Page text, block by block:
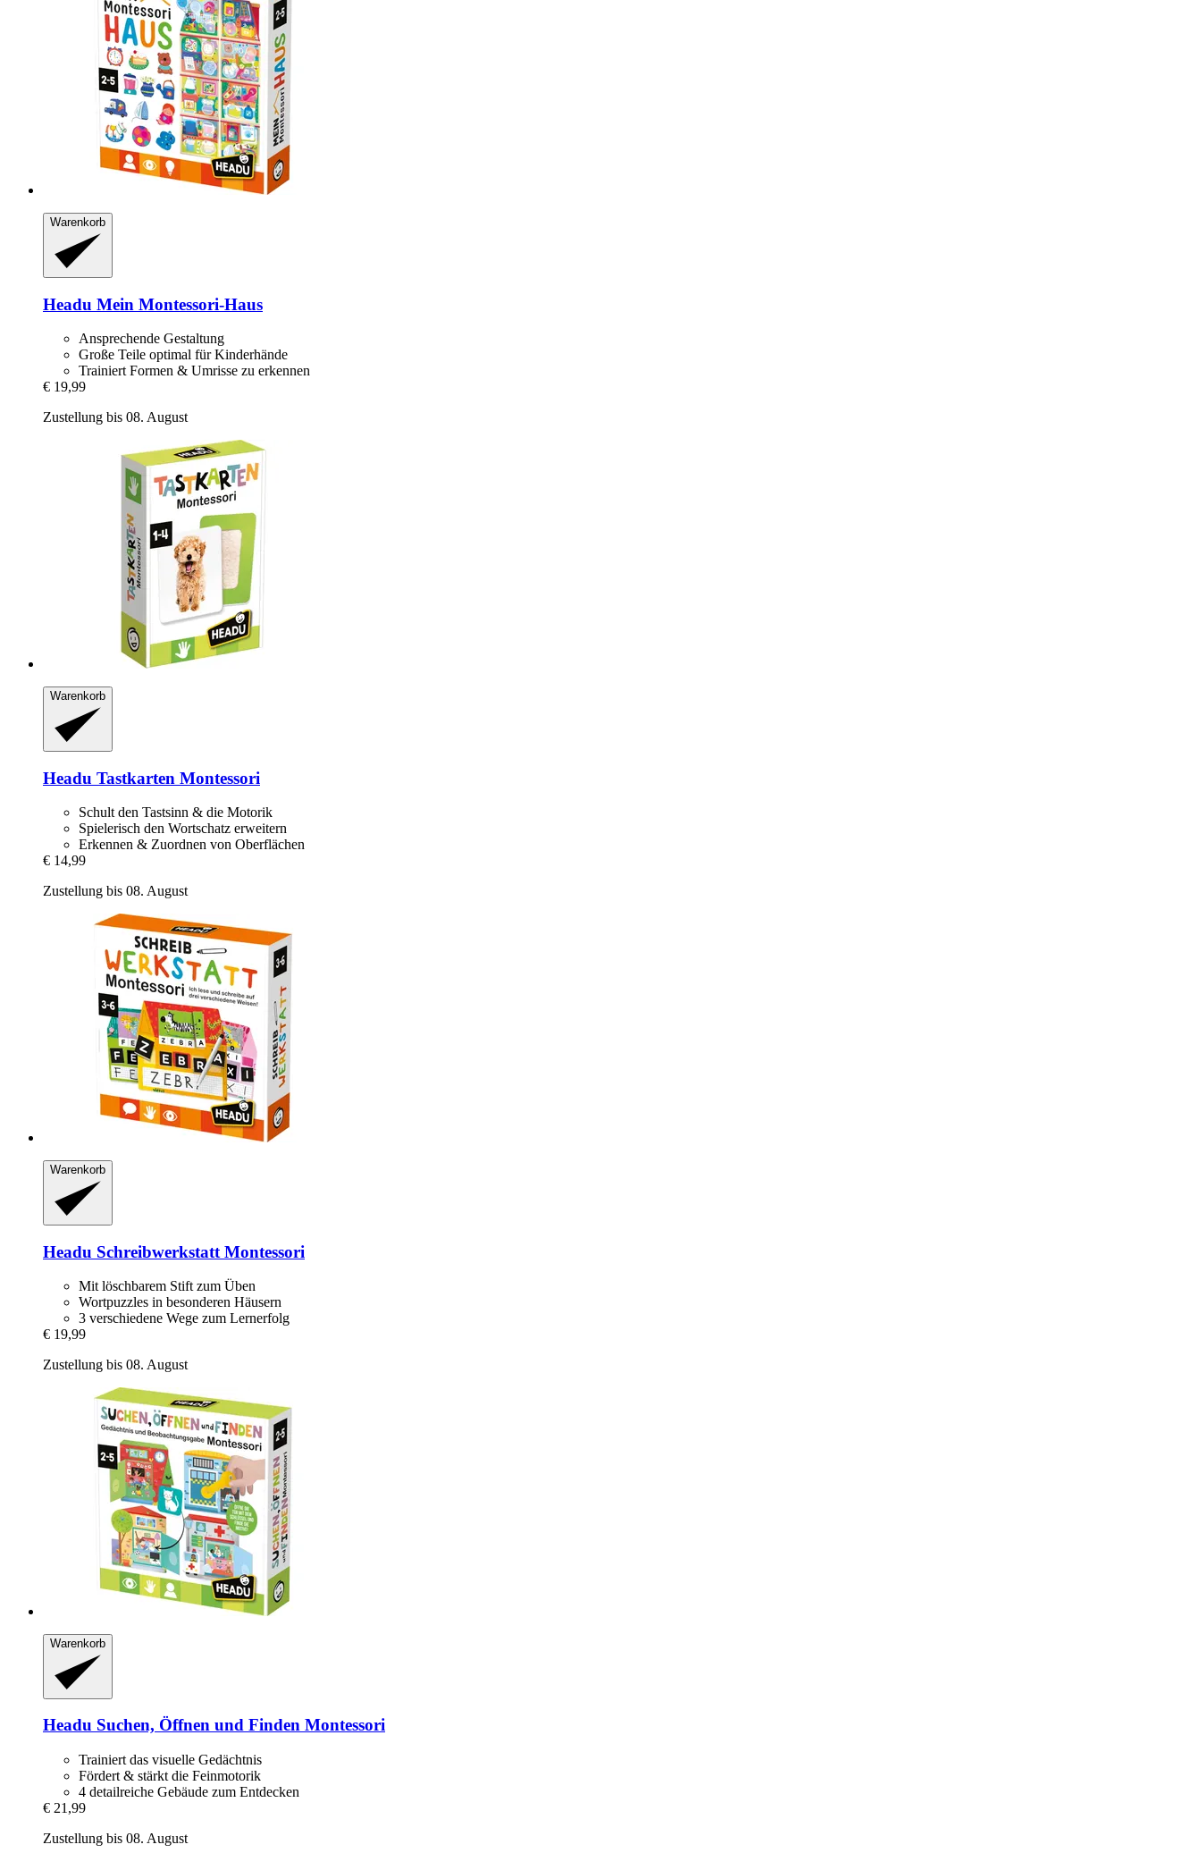
Warenkorb
Headu Mein Montessori-​Haus
Ansprechende Gestaltung
Große Teile optimal für Kinderhände
Trainiert Formen & Umrisse zu erkennen
€ 19,99
Zustellung bis 08. August
Warenkorb
Headu Tastkarten Montessori
Schult den Tastsinn & die Motorik
Spielerisch den Wortschatz erweitern
Erkennen & Zuordnen von Oberflächen
€ 14,99
Zustellung bis 08. August
Warenkorb
Headu Schreibwerkstatt Montessori
Mit löschbarem Stift zum Üben
Wortpuzzles in besonderen Häusern
3 verschiedene Wege zum Lernerfolg
€ 19,99
Zustellung bis 08. August
Warenkorb
Headu Suchen, Öffnen und Finden Montessori
Trainiert das visuelle Gedächtnis
Fördert & stärkt die Feinmotorik
4 detailreiche Gebäude zum Entdecken
€ 21,99
Zustellung bis 08. August